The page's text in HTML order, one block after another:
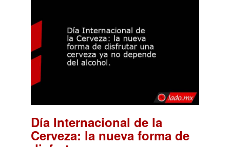
Día Internacional de la
Cerveza: la nueva forma de